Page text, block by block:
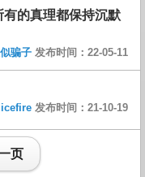
的真理都保持沉默
骗子 发布时间：22-05-11
icefire 发布时间：21-10-19
页